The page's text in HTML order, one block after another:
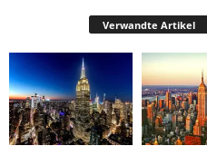
Verwandte Artikel